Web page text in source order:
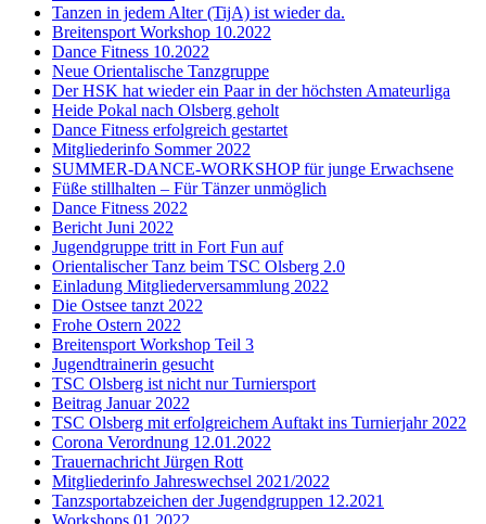
Tanzen in jedem Alter (TijA) ist wieder da.
Breitensport Workshop 10.2022
Dance Fitness 10.2022
Neue Orientalische Tanzgruppe
Der HSK hat wieder ein Paar in der höchsten Amateurliga
Heide Pokal nach Olsberg geholt
Dance Fitness erfolgreich gestartet
Mitgliederinfo Sommer 2022
SUMMER-DANCE-WORKSHOP für junge Erwachsene
Füße stillhalten – Für Tänzer unmöglich
Dance Fitness 2022
Bericht Juni 2022
Jugendgruppe tritt in Fort Fun auf
Orientalischer Tanz beim TSC Olsberg 2.0
Einladung Mitgliederversammlung 2022
Die Ostsee tanzt 2022
Frohe Ostern 2022
Breitensport Workshop Teil 3
Jugendtrainerin gesucht
TSC Olsberg ist nicht nur Turniersport
Beitrag Januar 2022
TSC Olsberg mit erfolgreichem Auftakt ins Turnierjahr 2022
Corona Verordnung 12.01.2022
Trauernachricht Jürgen Rott
Mitgliederinfo Jahreswechsel 2021/2022
Tanzsportabzeichen der Jugendgruppen 12.2021
Workshops 01 2022